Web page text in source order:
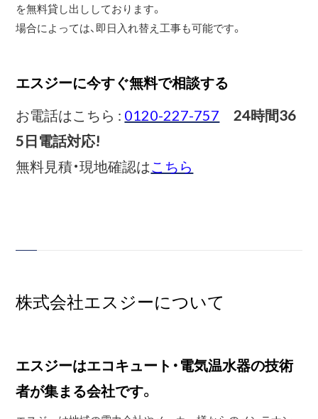
を無料貸し出ししております。
場合によっては、即日入れ替え工事も可能です。
エスジーに今すぐ無料で相談する
お電話はこちら : 0120-227-757
24時間36
5日電話対応!
無料見積・現地確認はこちら
株式会社エスジーについて
エスジーはエコキュート・電気温水器の技術
者が集まる会社です。